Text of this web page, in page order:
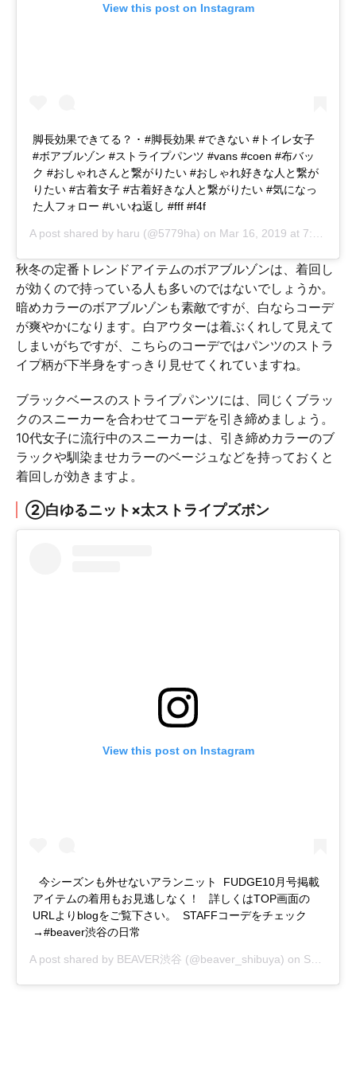
View this post on Instagram
脚長効果できてる？ ･ #脚長効果 #できない #トイレ女子
#ボアブルゾン #ストライプパンツ #vans #coen #布バッ
ク #おしゃれさんと繋がりたい #おしゃれ好きな人と繋が
りたい #古着女子 #古着好きな人と繋がりたい #気になっ
た人フォロー #いいね返し #fff #f4f
A post shared by haru (@5779ha) on Mar 16, 2019 at 7:36am PDT
秋冬の定番トレンドアイテムのボアブルゾンは、着回し
が効くので持っている人も多いのではないでしょうか。
暗めカラーのボアブルゾンも素敵ですが、白ならコーデ
が爽やかになります。白アウターは着ぶくれして見えて
しまいがちですが、こちらのコーデではパンツのストラ
イプ柄が下半身をすっきり見せてくれていますね。
ブラックベースのストライプパンツには、同じくブラッ
クのスニーカーを合わせてコーデを引き締めましょう。
10代女子に流行中のスニーカーは、引き締めカラーのブ
ラックや馴染ませカラーのベージュなどを持っておくと
着回しが効きますよ。
②白ゆるニット×太ストライプズボン
View this post on Instagram
今シーズンも外せないアランニット FUDGE10月号掲載
アイテムの着用もお見逃しなく！ 詳しくはTOP画面の
URLよりblogをご覧下さい。 STAFFコーデをチェック
→#beaver渋谷の日常
A post shared by BEAVER渋谷 (@beaver_shibuya) on Sep 28, 2019 at 4:06am PDT